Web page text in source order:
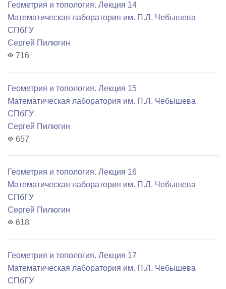
Геометрия и топология. Лекция 14
Математичеcкая лаборатория им. П.Л. Чебышева
СПбГУ
Сергей Пилюгин
716
Геометрия и топология. Лекция 15
Математичеcкая лаборатория им. П.Л. Чебышева
СПбГУ
Сергей Пилюгин
657
Геометрия и топология. Лекция 16
Математичеcкая лаборатория им. П.Л. Чебышева
СПбГУ
Сергей Пилюгин
618
Геометрия и топология. Лекция 17
Математичеcкая лаборатория им. П.Л. Чебышева
СПбГУ